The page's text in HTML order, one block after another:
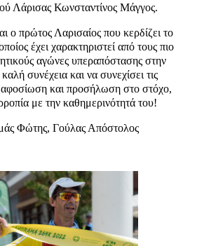
Λάρισας Κωνσταντίνος Μάγγος.
ο πρώτος Λαρισαίος που κερδίζει το
έχει χαρακτηριστεί από τους πιο
αγώνες υπεραπόστασης στην
συνέχεια και να συνεχίσει τις
αφοσίωση και προσήλωση στο στόχο,
με την καθημερινότητά του!
Φώτης, Γούλας Απόστολος